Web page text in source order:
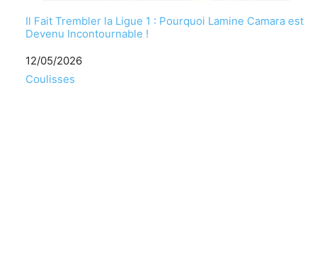
Il Fait Trembler la Ligue 1 : Pourquoi Lamine Camara est
Devenu Incontournable !
Date
12/05/2026
Par rapport à
Coulisses